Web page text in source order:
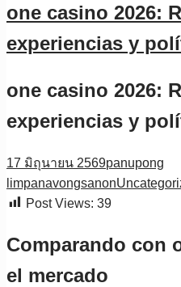
one casino 2026:
experiencias y
one casino 2026:
experiencias y
17 มิถุนายน 2569panupong
limpanavongsanon
Post Views: 39
Comparando con
el mercado